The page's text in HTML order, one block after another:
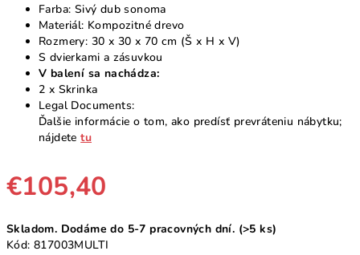
Farba: Sivý dub sonoma
Materiál: Kompozitné drevo
Rozmery: 30 x 30 x 70 cm (Š x H x V)
S dvierkami a zásuvkou
V balení sa nachádza:
2 x Skrinka
Legal Documents:
Ďalšie informácie o tom, ako predísť prevráteniu nábytku;
nájdetetu
€105,40
cena:
Skladom. Dodáme do 5-7 pracovných dní. (>5 ks)
Kód: 817003MULTI